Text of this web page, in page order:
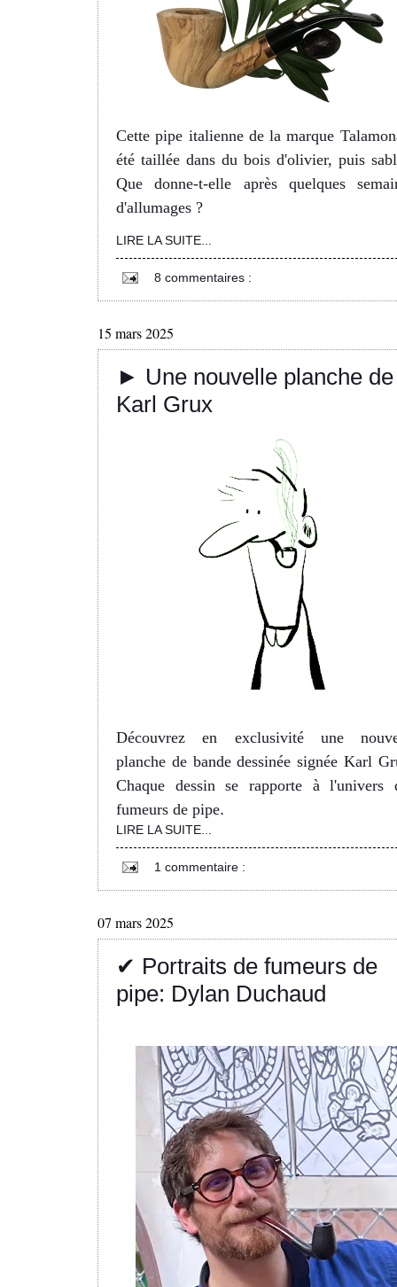
Cette pipe italienne de la marque
été taillée dans du bois d'olivier, puis
Que donne-t-elle après quelques
d'allumages ?
LIRE LA SUITE...
8 commentaires :
15 mars 2025
► Une nouvelle planche de
Karl Grux
Découvrez en exclusivité une
planche de bande dessinée signée Karl
Chaque dessin se rapporte à l'univers
fumeurs de pipe.
LIRE LA SUITE...
1 commentaire :
07 mars 2025
✔ Portraits de fumeurs de
pipe: Dylan Duchaud